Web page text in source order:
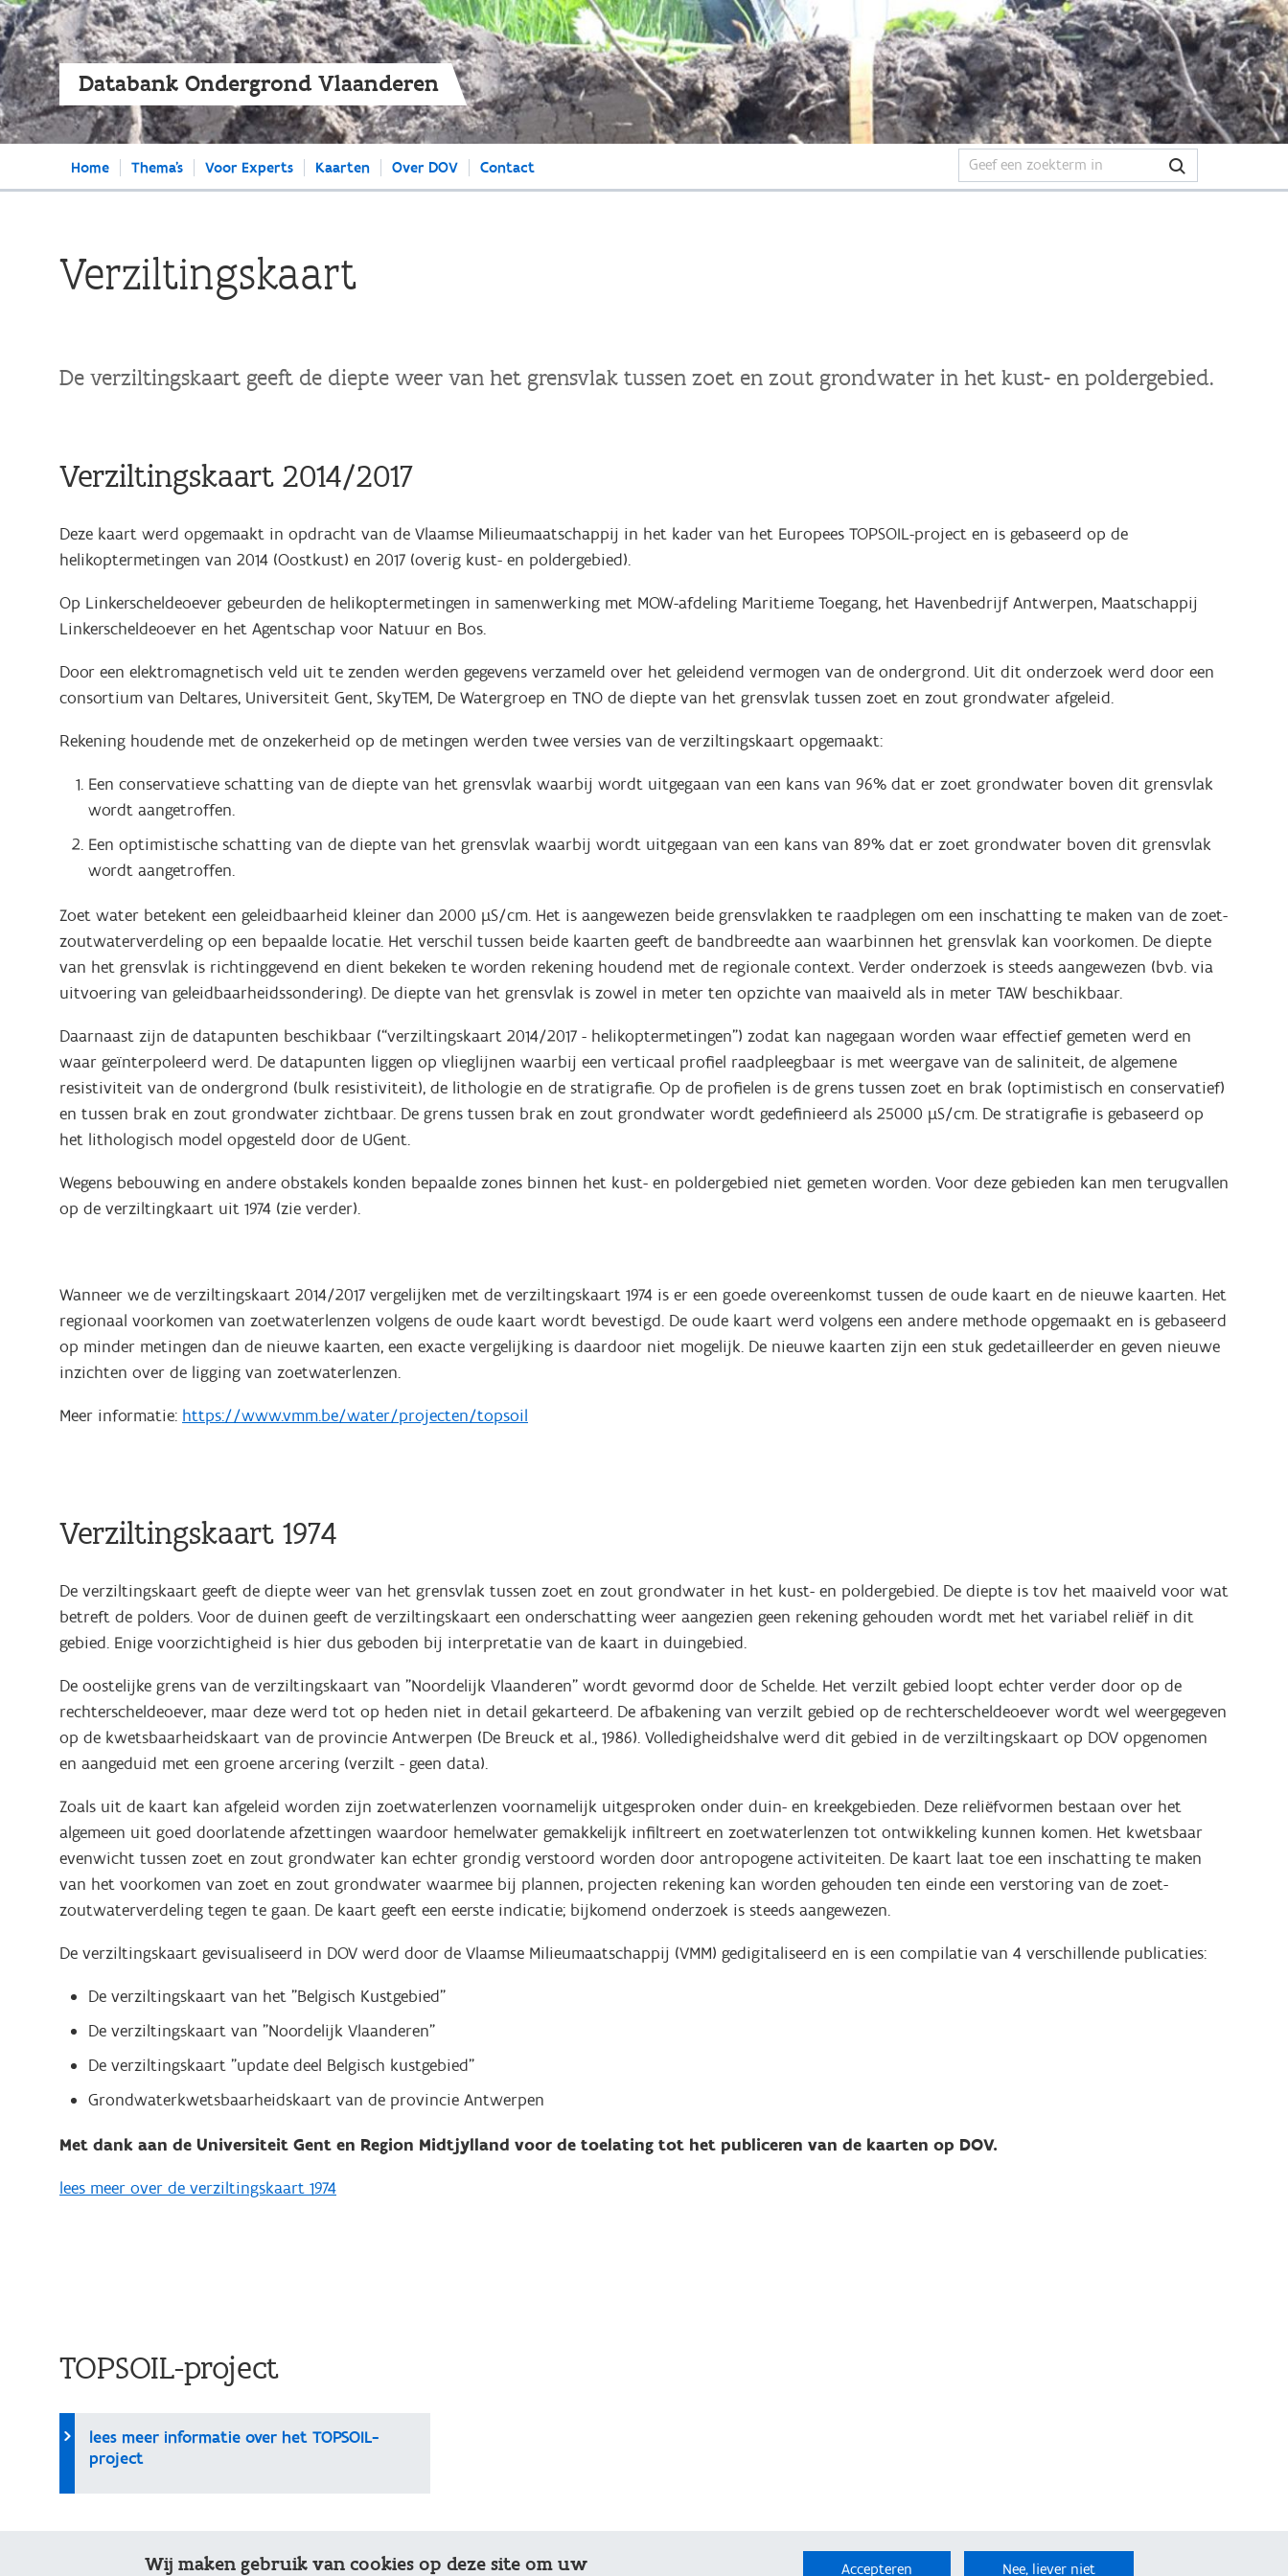
Overslaan
en
naar
de
algemene
inhoud
gaan
Databank Ondergrond Vlaanderen
Home Thema's Voor Experts Kaarten Over DOV Contact
Verziltingskaart
De verziltingskaart geeft de diepte weer van het grensvlak tussen zoet en zout grondwater in het kust- en poldergebied.
Verziltingskaart 2014/2017
Deze kaart werd opgemaakt in opdracht van de Vlaamse Milieumaatschappij in het kader van het Europees TOPSOIL-project en is gebaseerd op de
helikoptermetingen van 2014 (Oostkust) en 2017 (overig kust- en poldergebied).
Op Linkerscheldeoever gebeurden de helikoptermetingen in samenwerking met MOW-afdeling Maritieme Toegang, het Havenbedrijf Antwerpen, Maatschappij
Linkerscheldeoever en het Agentschap voor Natuur en Bos.
Door een elektromagnetisch veld uit te zenden werden gegevens verzameld over het geleidend vermogen van de ondergrond. Uit dit onderzoek werd door een
consortium van Deltares, Universiteit Gent, SkyTEM, De Watergroep en TNO de diepte van het grensvlak tussen zoet en zout grondwater afgeleid.
Rekening houdende met de onzekerheid op de metingen werden twee versies van de verziltingskaart opgemaakt:
Een conservatieve schatting van de diepte van het grensvlak waarbij wordt uitgegaan van een kans van 96% dat er zoet grondwater boven dit grensvlak
wordt aangetroffen.
Een optimistische schatting van de diepte van het grensvlak waarbij wordt uitgegaan van een kans van 89% dat er zoet grondwater boven dit grensvlak
wordt aangetroffen.
Zoet water betekent een geleidbaarheid kleiner dan 2000 µS/cm. Het is aangewezen beide grensvlakken te raadplegen om een inschatting te maken van de zoet-
zoutwaterverdeling op een bepaalde locatie. Het verschil tussen beide kaarten geeft de bandbreedte aan waarbinnen het grensvlak kan voorkomen. De diepte
van het grensvlak is richtinggevend en dient bekeken te worden rekening houdend met de regionale context. Verder onderzoek is steeds aangewezen (bvb. via
uitvoering van geleidbaarheidssondering). De diepte van het grensvlak is zowel in meter ten opzichte van maaiveld als in meter TAW beschikbaar.
Daarnaast zijn de datapunten beschikbaar (“verziltingskaart 2014/2017 - helikoptermetingen”) zodat kan nagegaan worden waar effectief gemeten werd en
waar geïnterpoleerd werd. De datapunten liggen op vlieglijnen waarbij een verticaal profiel raadpleegbaar is met weergave van de saliniteit, de algemene
resistiviteit van de ondergrond (bulk resistiviteit), de lithologie en de stratigrafie. Op de profielen is de grens tussen zoet en brak (optimistisch en conservatief)
en tussen brak en zout grondwater zichtbaar. De grens tussen brak en zout grondwater wordt gedefinieerd als 25000 µS/cm. De stratigrafie is gebaseerd op
het lithologisch model opgesteld door de UGent.
Wegens bebouwing en andere obstakels konden bepaalde zones binnen het kust- en poldergebied niet gemeten worden. Voor deze gebieden kan men terugvallen
op de verziltingkaart uit 1974 (zie verder).
Wanneer we de verziltingskaart 2014/2017 vergelijken met de verziltingskaart 1974 is er een goede overeenkomst tussen de oude kaart en de nieuwe kaarten. Het
regionaal voorkomen van zoetwaterlenzen volgens de oude kaart wordt bevestigd. De oude kaart werd volgens een andere methode opgemaakt en is gebaseerd
op minder metingen dan de nieuwe kaarten, een exacte vergelijking is daardoor niet mogelijk. De nieuwe kaarten zijn een stuk gedetailleerder en geven nieuwe
inzichten over de ligging van zoetwaterlenzen.
Meer informatie: https://www.vmm.be/water/projecten/topsoil
Verziltingskaart 1974
De verziltingskaart geeft de diepte weer van het grensvlak tussen zoet en zout grondwater in het kust- en poldergebied. De diepte is tov het maaiveld voor wat
betreft de polders. Voor de duinen geeft de verziltingskaart een onderschatting weer aangezien geen rekening gehouden wordt met het variabel reliëf in dit
gebied. Enige voorzichtigheid is hier dus geboden bij interpretatie van de kaart in duingebied.
De oostelijke grens van de verziltingskaart van "Noordelijk Vlaanderen" wordt gevormd door de Schelde. Het verzilt gebied loopt echter verder door op de
rechterscheldeoever, maar deze werd tot op heden niet in detail gekarteerd. De afbakening van verzilt gebied op de rechterscheldeoever wordt wel weergegeven
op de kwetsbaarheidskaart van de provincie Antwerpen (De Breuck et al., 1986). Volledigheidshalve werd dit gebied in de verziltingskaart op DOV opgenomen
en aangeduid met een groene arcering (verzilt - geen data).
Zoals uit de kaart kan afgeleid worden zijn zoetwaterlenzen voornamelijk uitgesproken onder duin- en kreekgebieden. Deze reliëfvormen bestaan over het
algemeen uit goed doorlatende afzettingen waardoor hemelwater gemakkelijk infiltreert en zoetwaterlenzen tot ontwikkeling kunnen komen. Het kwetsbaar
evenwicht tussen zoet en zout grondwater kan echter grondig verstoord worden door antropogene activiteiten. De kaart laat toe een inschatting te maken
van het voorkomen van zoet en zout grondwater waarmee bij plannen, projecten rekening kan worden gehouden ten einde een verstoring van de zoet-
zoutwaterverdeling tegen te gaan. De kaart geeft een eerste indicatie; bijkomend onderzoek is steeds aangewezen.
De verziltingskaart gevisualiseerd in DOV werd door de Vlaamse Milieumaatschappij (VMM) gedigitaliseerd en is een compilatie van 4 verschillende publicaties:
De verziltingskaart van het "Belgisch Kustgebied"
De verziltingskaart van "Noordelijk Vlaanderen"
De verziltingskaart "update deel Belgisch kustgebied"
Grondwaterkwetsbaarheidskaart van de provincie Antwerpen
Met dank aan de Universiteit Gent en Region Midtjylland voor de toelating tot het publiceren van de kaarten op DOV.
lees meer over de verziltingskaart 1974
TOPSOIL-project
lees meer informatie over het TOPSOIL-
project
Wij maken gebruik van cookies op deze site om uw Accepteren Nee, liever niet